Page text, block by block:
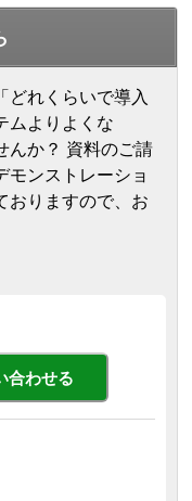
どれくらいで導入
ムよりよくな
んか？ 資料のご請
モンストレーショ
おりますので、お
合わせる